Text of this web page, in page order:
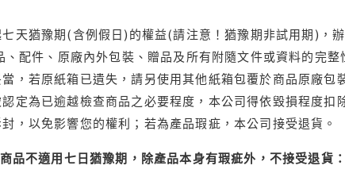
天猶豫期(含例假日)的權益(請注意！猶豫期非試用期)，
配件、原廠內外包裝、贈品及所有附隨文件或資料的完整
，若原紙箱已遺失，請另使用其他紙箱包覆於商品原廠包
定為已逾越檢查商品之必要程度，本公司得依毀損程度扣
，以免影響您的權利；若為產品瑕疵，本公司接受退貨。
品不適用七日猶豫期，除產品本身有瑕疵外，不接受退貨：